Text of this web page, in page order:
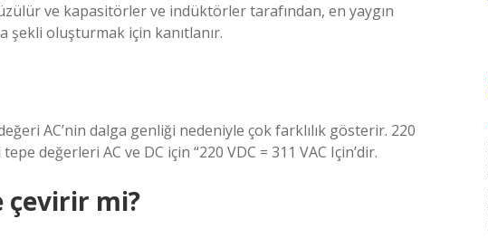
ve kapasitörler ve indüktörler tarafından, en yaygın
oluşturmak için kanıtlanır.
AC’nin dalga genliği nedeniyle çok farklılık gösterir. 220
değerleri AC ve DC için “220 VDC = 311 VAC Için’dir.
çevirir mi?